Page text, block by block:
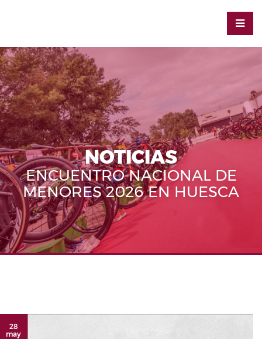
NOTICIAS
ENCUENTRO NACIONAL DE
MENORES 2026 EN HUESCA
28
may